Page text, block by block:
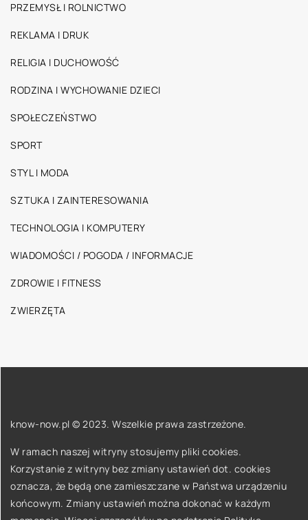
PRZEMYSŁ I ROLNICTWO
REKLAMA I DRUK
RELIGIA I DUCHOWOŚĆ
RODZINA I WYCHOWANIE DZIECI
SPOŁECZEŃSTWO
SPORT
STYL I MODA
SZTUKA I ZAINTERESOWANIA
TECHNOLOGIA I KOMPUTERY
WIADOMOŚCI / POGODA / INFORMACJE
ZDROWIE I FITNESS
ZWIERZĘTA
know-now.pl © 2023. Wszelkie prawa zastrzeżone.
W ramach naszej witryny stosujemy pliki cookies.
Korzystanie z witryny bez zmiany ustawień dot. cookies
oznacza, że będą one zamieszczane w Państwa urządzeniu
końcowym. Zmiany ustawień można dokonać w każdym